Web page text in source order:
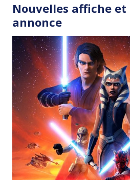
Nouvelles affiche et
annonce